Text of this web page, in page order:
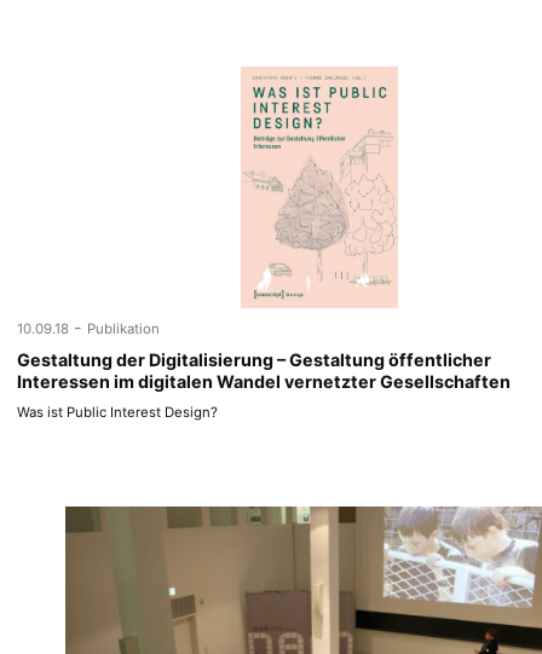
10.09.18 - Publikation
Gestaltung der Digitalisierung – Gestaltung öffentlicher
Interessen im digitalen Wandel vernetzter Gesellschaften
Was ist Public Interest Design?